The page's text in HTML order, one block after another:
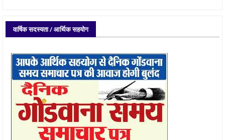
वार्षिक सदस्यता / आर्थिक सहयोग